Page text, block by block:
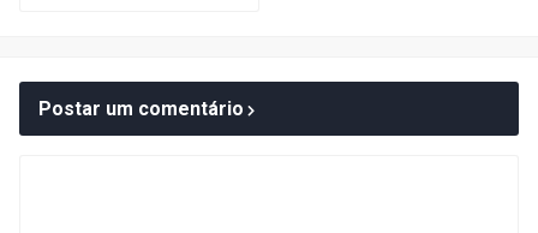
Postar um comentário